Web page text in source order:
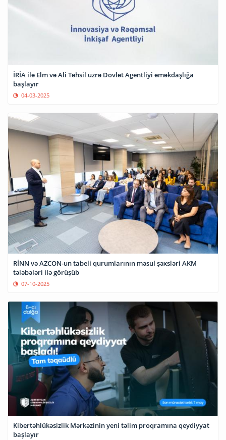
İRİA ilə Elm və Ali Təhsil üzrə Dövlət Agentliyi əməkdaşlığa
başlayır
04-03-2025
RİNN və AZCON-un tabeli qurumlarının məsul şəxsləri AKM
tələbələri ilə görüşüb
07-10-2025
Kibertəhlükəsizlik Mərkəzinin yeni təlim proqramına qeydiyyat
başlayır